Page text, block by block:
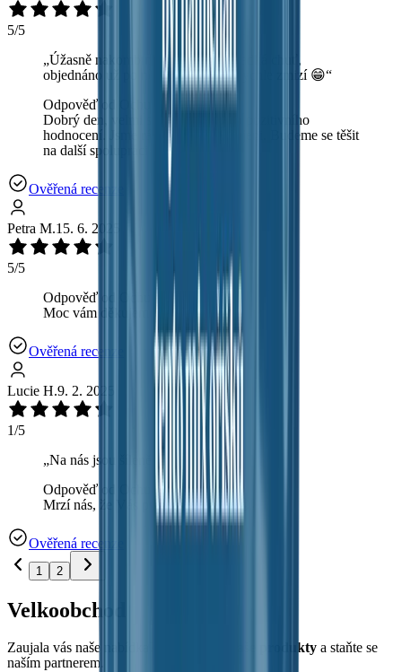
5/5
„Úžasně nakombinovaná slaná a sladká chuť,
objednáno už po několikáté, vždy rychle zmizí 😁“
Odpověď od OchutnejOřech.cz:
Dobrý den, velmi si vážíme vašeho pozitivního
hodnocení. Jsme rádi, že jste spokojeni. Budeme se těšit
na další spolupráci. 🌟💚
Ověřená recenze
Petra M.15. 6. 2025
5/5
Odpověď od OchutnejOřech.cz:
Moc vám děkujeme! 💖
Ověřená recenze
Lucie H.9. 2. 2025
1/5
„Na nás jsou šíleně přesolené.
Odpověď od OchutnejOřech.cz:
Mrzí nás, že Vás produkt nezaujal😔
Ověřená recenze
1 2
Velkoobchod
Zaujala vás naše nabídka? Prodávejte naše produkty a staňte se
naším partnerem.